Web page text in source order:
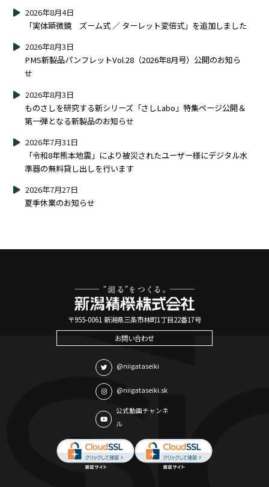
「実体顕微鏡 ズーム式 ／ ターレット変倍式」を追加しました
2026年8月4日
PMS新製品パンフレットVol.28（2026年8月号）公開のお知ら
せ
2026年8月3日
ものさしを研究する新シリーズ「さしLabo」特集ページ公開＆
第一弾となる新製品のお知らせ
2026年8月3日
「令和8年熊本地震」により被災されたユーザー様にデジタル水
準器の無料貸し出しを行います
2026年7月31日
夏季休業のお知らせ
2026年7月27日
〒955-0061 新潟県三条市林町1丁目22番17号
お問い合わせ
@niigataseiki
@niigataseiki.sk
公式動画チャンネ
ル